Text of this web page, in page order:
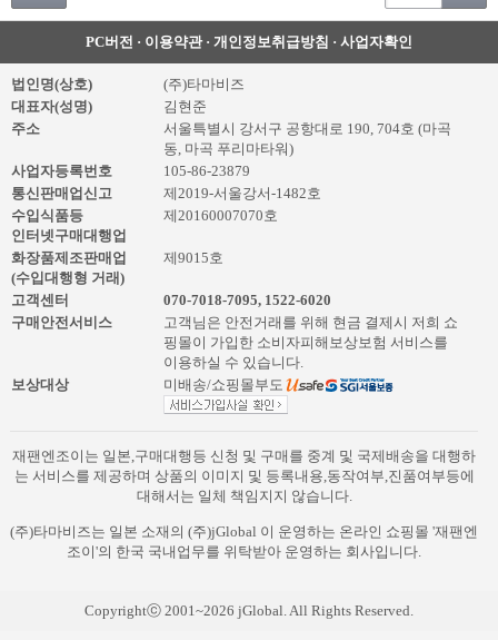
PC버전 · 이용약관· 개인정보취급방침 · 사업자확인
법인명(상호)
(주)타마비즈
대표자(성명)
김현준
주소
서울특별시 강서구 공항대로 190, 704호 (마곡
동, 마곡 푸리마타워)
사업자등록번호
105-86-23879
통신판매업신고
제2019-서울강서-1482호
수입식품등
인터넷구매대행업
제20160007070호
화장품제조판매업
(수입대행형 거래)
제9015호
고객센터 070-7018-7095, 1522-6020
구매안전서비스
고객님은 안전거래를 위해 현금 결제시 저희 쇼
핑몰이 가입한 소비자피해보상보험 서비스를
이용하실 수 있습니다.
보상대상
미배송/쇼핑몰부도
재팬엔조이는 일본,구매대행등 신청 및 구매를 중계 및 국제배송을 대행하
는 서비스를 제공하며 상품의 이미지 및 등록내용,동작여부,진품여부등에
대해서는 일체 책임지지 않습니다.
(주)타마비즈는 일본 소재의 (주)jGlobal 이 운영하는 온라인 쇼핑몰 '재팬엔
조이'의 한국 국내업무를 위탁받아 운영하는 회사입니다.
Copyrightⓒ 2001~2026 jGlobal. All Rights Reserved.